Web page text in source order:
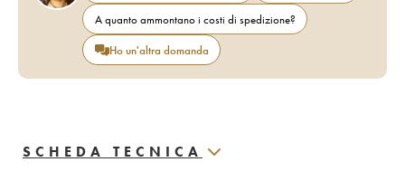
A quanto ammontano i costi di spedizione?
Ho un'altra domanda
SCHEDA TECNICA